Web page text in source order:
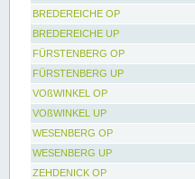
BREDEREICHE OP
BREDEREICHE UP
FÜRSTENBERG OP
FÜRSTENBERG UP
VOßWINKEL OP
VOßWINKEL UP
WESENBERG OP
WESENBERG UP
ZEHDENICK OP